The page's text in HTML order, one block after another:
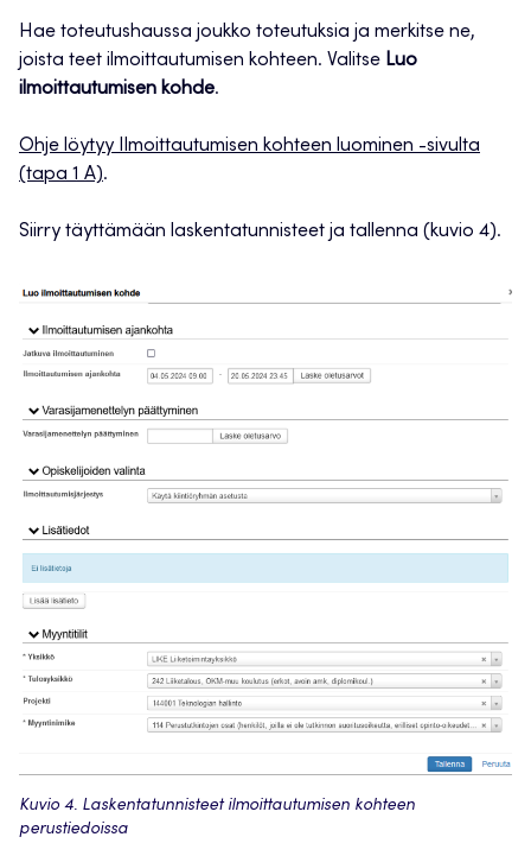
Hae toteutushaussa joukko toteutuksia ja merkitse ne,
joista teet ilmoittautumisen kohteen. Valitse Luo
ilmoittautumisen kohde.
Ohje löytyy Ilmoittautumisen kohteen luominen -sivulta
(tapa 1 A).
Siirry täyttämään laskentatunnisteet ja tallenna (kuvio 4).
Kuvio 4. Laskentatunnisteet ilmoittautumisen kohteen
perustiedoissa